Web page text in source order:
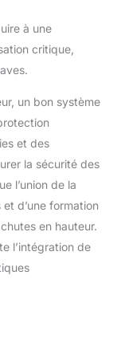
à une
critique,
un bon système
et des
la sécurité des
l’union de la
d’une formation
en hauteur.
l’intégration de